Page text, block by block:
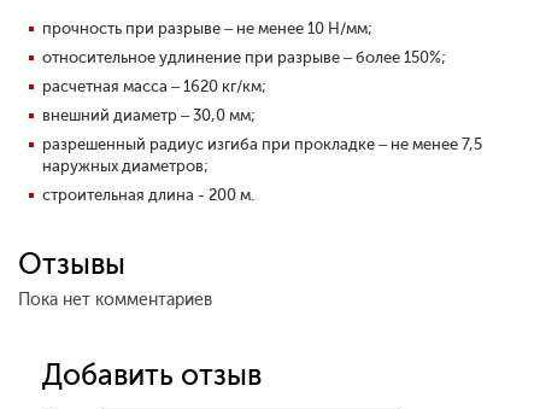
прочность при разрыве – не менее 10 Н/мм;
относительное удлинение при разрыве – более 150%;
расчетная масса – 1620 кг/км;
внешний диаметр – 30,0 мм;
разрешенный радиус изгиба при прокладке – не менее 7,5
наружных диаметров;
строительная длина - 200 м.
Отзывы
Пока нет комментариев
Добавить отзыв